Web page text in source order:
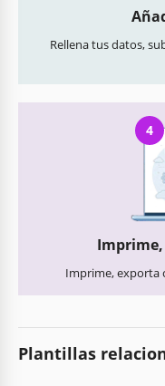
Rellena tus datos,
4
Imprime, exporta
Plantillas